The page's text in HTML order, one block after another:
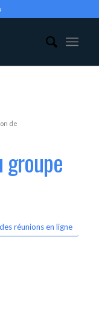
de
groupe
réunions en ligne